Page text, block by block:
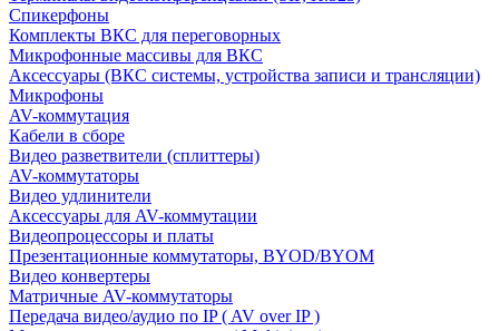
Спикерфоны
Комплекты ВКС для переговорных
Микрофонные массивы для ВКС
Аксессуары (ВКС системы, устройства записи и трансляции)
Микрофоны
AV-коммутация
Кабели в сборе
Видео разветвители (сплиттеры)
AV-коммутаторы
Видео удлинители
Аксессуары для AV-коммутации
Видеопроцессоры и платы
Презентационные коммутаторы, BYOD/BYOM
Видео конвертеры
Матричные AV-коммутаторы
Передача видео/аудио по IP ( AV over IP )